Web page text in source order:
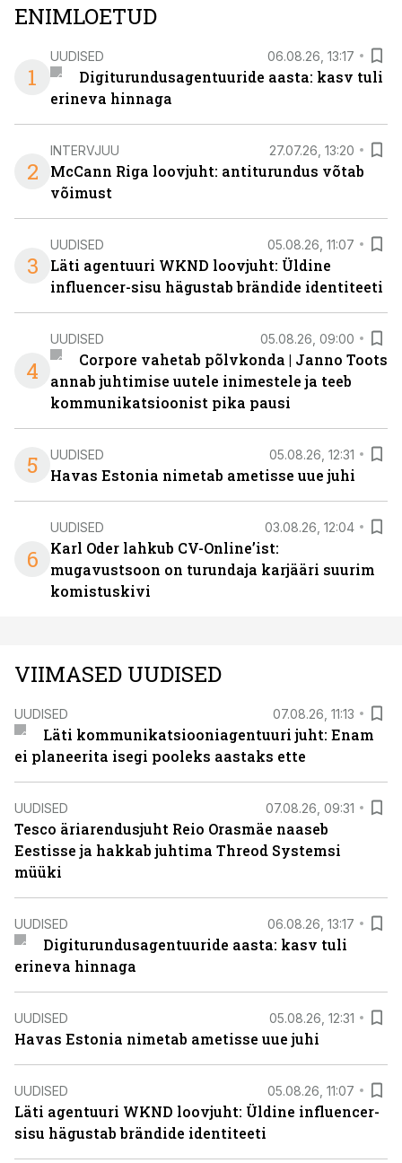
ENIMLOETUD
1
UUDISED 06.08.26, 13:17
Digiturundusagentuuride aasta: kasv tuli
erineva hinnaga
2
INTERVJUU 27.07.26, 13:20
McCann Riga loovjuht: antiturundus võtab
võimust
3
UUDISED 05.08.26, 11:07
Läti agentuuri WKND loovjuht: Üldine
influencer-sisu hägustab brändide identiteeti
4
UUDISED 05.08.26, 09:00
Corpore vahetab põlvkonda | Janno Toots
annab juhtimise uutele inimestele ja teeb
kommunikatsioonist pika pausi
5 UUDISED 05.08.26, 12:31
Havas Estonia nimetab ametisse uue juhi
6
UUDISED 03.08.26, 12:04
Karl Oder lahkub CV-Online’ist:
mugavustsoon on turundaja karjääri suurim
komistuskivi
VIIMASED UUDISED
UUDISED 07.08.26, 11:13
Läti kommunikatsiooniagentuuri juht: Enam
ei planeerita isegi pooleks aastaks ette
UUDISED 07.08.26, 09:31
Tesco äriarendusjuht Reio Orasmäe naaseb
Eestisse ja hakkab juhtima Threod Systemsi
müüki
UUDISED 06.08.26, 13:17
Digiturundusagentuuride aasta: kasv tuli
erineva hinnaga
UUDISED 05.08.26, 12:31
Havas Estonia nimetab ametisse uue juhi
UUDISED 05.08.26, 11:07
Läti agentuuri WKND loovjuht: Üldine influencer-
sisu hägustab brändide identiteeti